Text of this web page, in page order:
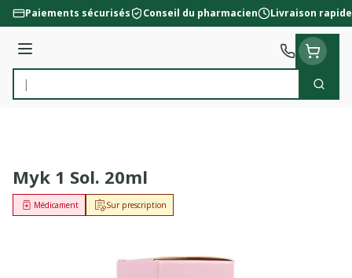
Aller au contenu
Paiements sécurisés Conseil du pharmacien Livraison rapide
Menu
Rechercher
Myk 1 Sol. 20ml
Sur prescription
Médicament